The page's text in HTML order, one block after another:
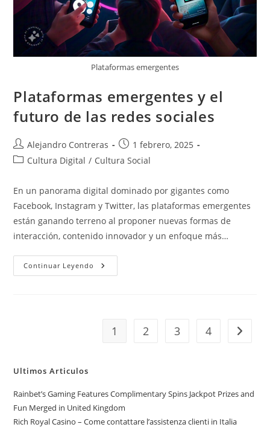
Plataformas emergentes
Plataformas emergentes y el
futuro de las redes sociales
Autor
de
Alejandro Contreras
Entrada
publicada:
1 febrero, 2025
Categoría
la
entrada:
Cultura Digital / Cultura Social
En un panorama digital dominado por gigantes como
Facebook, Instagram y Twitter, las plataformas emergentes
están ganando terreno al proponer nuevas formas de
interacción, contenido innovador y un enfoque más…
Continuar Leyendo Plataformas
Emergentes
Redes
Sociales
1 2 3 4 Ir a la
Ultimos Articulos
Rainbet’s Gaming Features Complimentary Spins Jackpot Prizes and
Fun Merged in United Kingdom
Rich Royal Casino – Come contattare l’assistenza clienti in Italia